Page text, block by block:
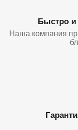
Быстро и
Наша компания